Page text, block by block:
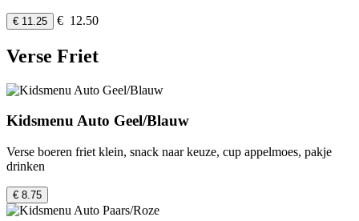
€ 11.25 € 12.50
Verse Friet
Kidsmenu Auto Geel/Blauw
Verse boeren friet klein, snack naar keuze, cup appelmoes, pakje
drinken
€ 8.75